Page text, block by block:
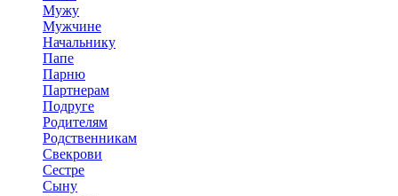
Мужу
Мужчине
Начальнику
Папе
Парню
Партнерам
Подруге
Родителям
Родственникам
Свекрови
Сестре
Сыну